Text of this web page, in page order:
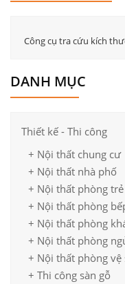
Trang trí nhà
Công cụ tra cứu kích
DANH MỤC
Thiết kế - Thi công
+ Nội thất chung cư
+ Nội thất nhà phố
+ Nội thất phòng
+ Nội thất phòng
+ Nội thất phòng
+ Nội thất phòng
+ Nội thất phòng vệ
+ Thi công sàn gỗ